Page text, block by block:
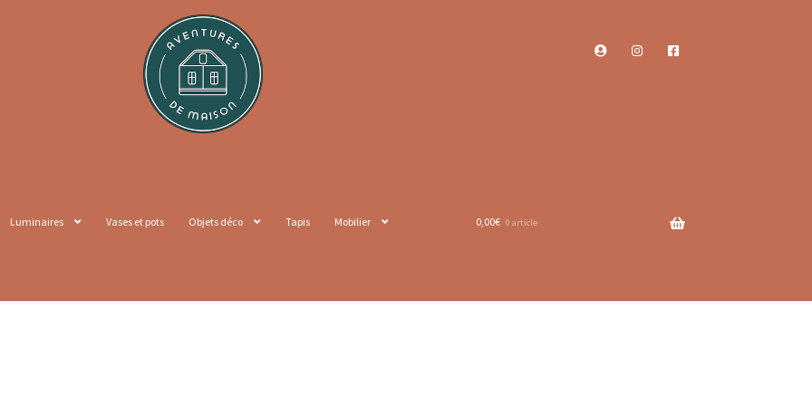
Luminaires Vases et pots Objets déco Tapis Mobilier 0,00€ 0 article